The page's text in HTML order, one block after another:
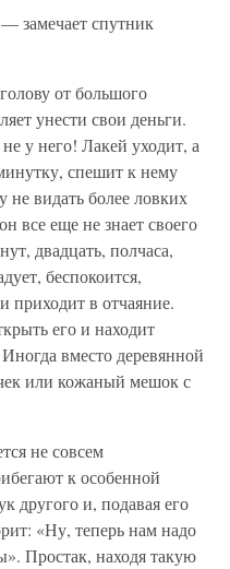
замечает спутник
от большого
унести свои деньги.
у него! Лакей уходит, а
спешит к нему
не видать более ловких
все еще не знает своего
двадцать, полчаса,
беспокоится,
приходит в отчаяние.
его и находит
вместо деревянной
или кожаный мешок с
не совсем
к особенной
другого и, подавая его
«Ну, теперь нам надо
Простак, находя такую